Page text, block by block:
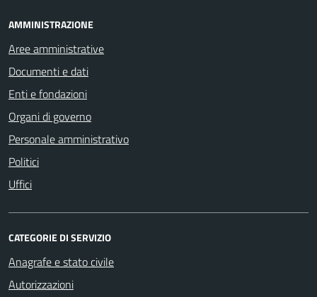
AMMINISTRAZIONE
Aree amministrative
Documenti e dati
Enti e fondazioni
Organi di governo
Personale amministrativo
Politici
Uffici
CATEGORIE DI SERVIZIO
Anagrafe e stato civile
Autorizzazioni